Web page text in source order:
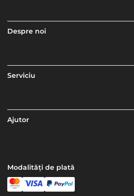
Despre noi
Serviciu
Ajutor
Modalități de plată